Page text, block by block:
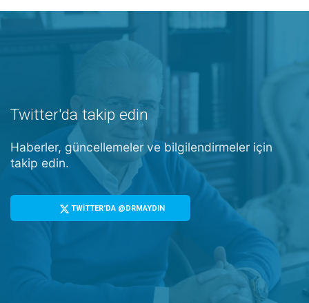
Twitter'da takip edin
Haberler, güncellemeler ve bilgilendirmeler için
takip edin.
TWİTTER'DA @DRMAYDIN